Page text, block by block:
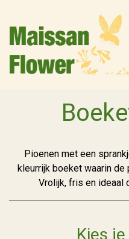
Pioenen met een
kleurrijk boeket waarin
Vrolijk, fris en ideaal
Kies